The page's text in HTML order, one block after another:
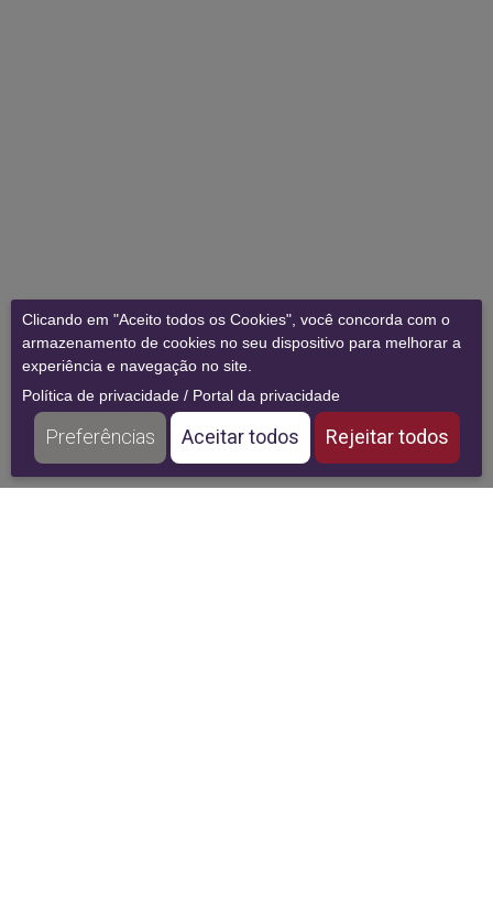
Clicando em "Aceito todos os Cookies", você concorda com o
armazenamento de cookies no seu dispositivo para melhorar a
experiência e navegação no site.
Política de privacidade / Portal da privacidade
Preferências Aceitar todos Rejeitar todos